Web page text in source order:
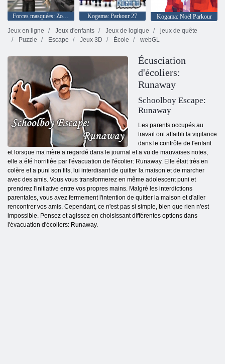
Kogama: Parkour 27
Kogama: Noël Parkour
Jeux en ligne
Jeux d'enfants Jeux de logique
jeux de quête
Puzzle
Escape Jeux 3D École webGL
Écusciation
d'écoliers:
Runaway
Schoolboy Escape:
Runaway
Les parents occupés au
travail ont affaibli la vigilance
dans le contrôle de l'enfant
et lorsque ma mère a regardé dans le journal et a vu de mauvaises notes,
elle a été horrifiée par l'évacuation de l'écolier: Runaway. Elle était très en
colère et a puni son fils, lui interdisant de quitter la maison et de marcher
avec des amis. Vous vous transformerez en même adolescent puni et
prendrez l'initiative entre vos propres mains. Malgré les interdictions
parentales, vous avez fermement l'intention de quitter la maison et d'aller
rencontrer vos amis. Cependant, ce n'est pas si simple, bien que rien n'est
impossible. Pensez et agissez en choisissant différentes options dans
l'évacuation d'écoliers: Runaway.